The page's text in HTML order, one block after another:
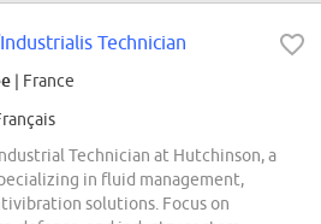
Technician
| France
Technician at Hutchinson, a
in fluid management,
solutions. Focus on